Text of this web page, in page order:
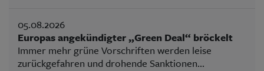
05.08.2026
Europas angekündigter „Green Deal“ bröckelt
Immer mehr grüne Vorschriften werden leise
zurückgefahren und drohende Sanktionen...